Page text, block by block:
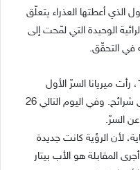
الذي أعطتها العذراء يتعلّق
الوحيدة التي لمّحت إلى
في التحقّق.
خلال ظهور العذراء في 25 أكتوبر 1985، رأت ميريانا السرّ الأول
وعواقبه كما لو كانت صورًا تعرض على شرائح. وفي اليوم التالي 26
عن السرّ.
للغاية، لأن الرؤية كانت جديدة
المقابلة هو الأب بيتار